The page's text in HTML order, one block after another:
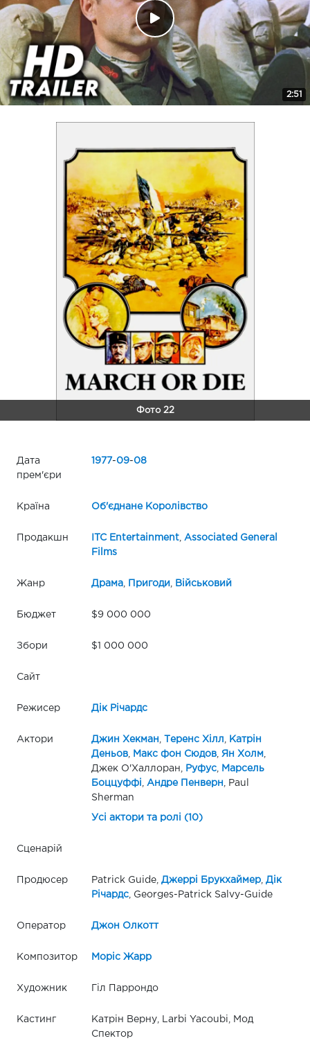
2:51
Фото 22
Дата
прем'єри
1977-09-08
Країна Об'єднане Королівство
Продакшн ITC Entertainment,
Associated General
Films
Жанр Драма, Пригоди Військовий
Бюджет $9 000 000
Збори $1 000 000
Сайт
Режисер Дік Річардс
Актори Джин Хекман Теренс Хілл
Катрін
Деньов, Макс фон Сюдов, Ян Холм,
Джек О'Халлоран,
Руфус,
Марсель
Боццуффі
Андре Пенверн , Paul
Sherman
Усі актори та ролі (10)
Сценарій
Продюсер Patrick Guide, Джеррі Брукхаймер, Дік
Річардс, Georges-Patrick Salvy-Guide
Оператор Джон Олкотт
Композитор Моріс Жарр
Художник Гіл Паррондо
Кастинг
Катрін Верну, Larbi Yacoubi, Мод
Спектор